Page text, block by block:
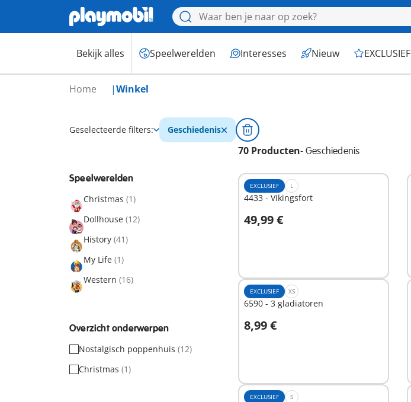
Bekijk alles Speelwerelden Interesses Nieuw EXCLUSIEF
Home Winkel
Geselecteerde filters: Geschiedenis
70 Producten- Geschiedenis
Speelwerelden
Christmas (1)
Dollhouse (12)
History (41)
My Life (1)
Western (16)
Overzicht onderwerpen
Nostalgisch poppenhuis (12)
Christmas (1)
EXCLUSIEF L
4433 - Vikingsfort
49,99 €
In winkelwagen
EXCLUSIEF XS
6590 - 3 gladiatoren
8,99 €
In winkelwagen
EXCLUSIEF S